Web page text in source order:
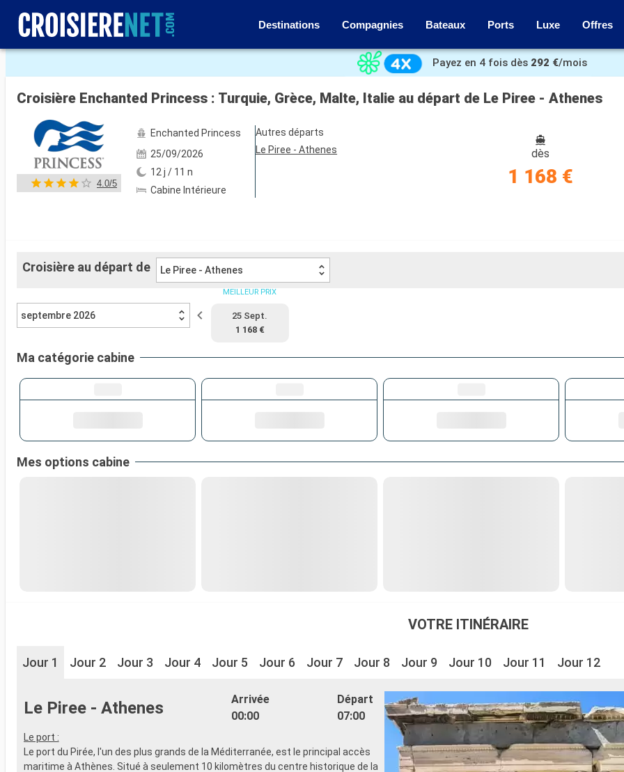
Destinations Compagnies Bateaux Ports Luxe Offres
Voir les 121 autres photos
Payez en 4 fois dès 292 €/mois
Croisière Enchanted Princess : Turquie, Grèce, Malte, Italie au départ de Le Piree - Athenes
4.0/5
Enchanted Princess
25/09/2026
12 j / 11 n
Cabine Intérieure
Autres départs
Le Piree - Athenes
dès
1 168 €
Croisière au départ de Le Piree - Athenes
septembre 2026
MEILLEUR PRIX
25 Sept.
1 168 €
Ma catégorie cabine
Mes options cabine
VOTRE ITINÉRAIRE
Jour 1 Jour 2 Jour 3 Jour 4 Jour 5 Jour 6 Jour 7 Jour 8 Jour 9 Jour 10 Jour 11 Jour 12
Le Piree - Athenes
Arrivée
00:00
Départ
07:00
Le port :
Le port du Pirée, l'un des plus grands de la Méditerranée, est le principal accès
maritime à Athènes. Situé à seulement 10 kilomètres du centre historique de la